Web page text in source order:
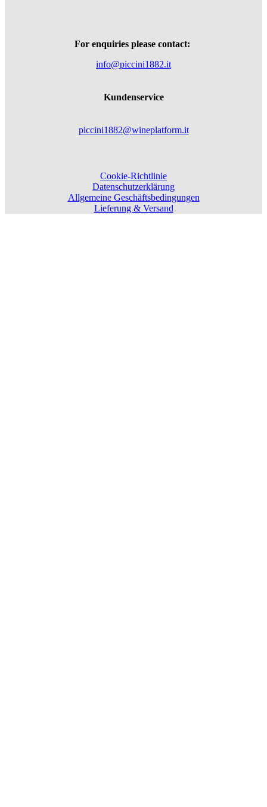
For enquiries please contact:
info@piccini1882.it
Kundenservice
piccini1882@wineplatform.it
Cookie-Richtlinie
Datenschutzerklärung
Allgemeine Geschäftsbedingungen
Lieferung & Versand